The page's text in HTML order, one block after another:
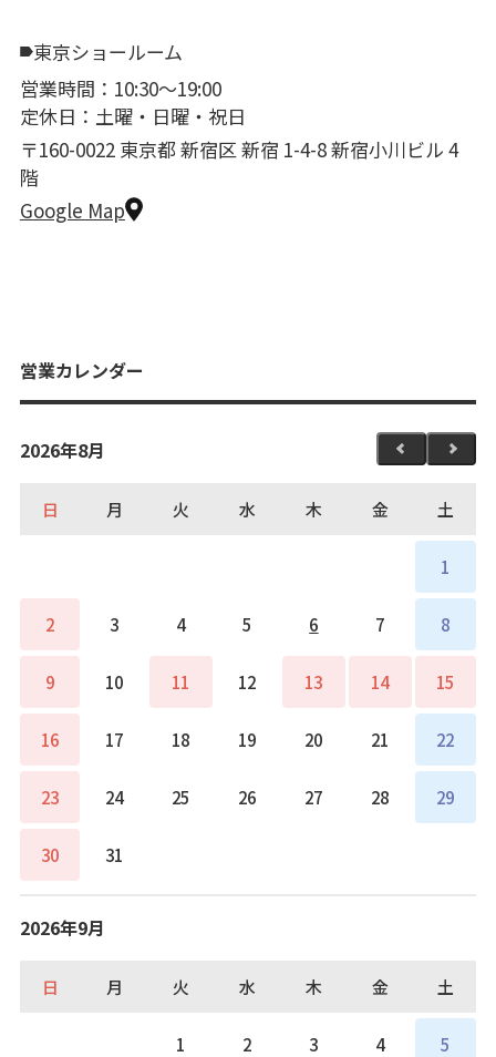
東京ショールーム
営業時間：10:30〜19:00
定休日：土曜・日曜・祝日
〒160-0022 東京都 新宿区 新宿 1-4-8 新宿小川ビル 4
階
Google Map
営業カレンダー
2026年8月
日 月 火 水 木 金 土
1
2 3 4 5 6 7 8
9 10 11 12 13 14 15
16 17 18 19 20 21 22
23 24 25 26 27 28 29
30 31
2026年9月
日 月 火 水 木 金 土
1 2 3 4 5